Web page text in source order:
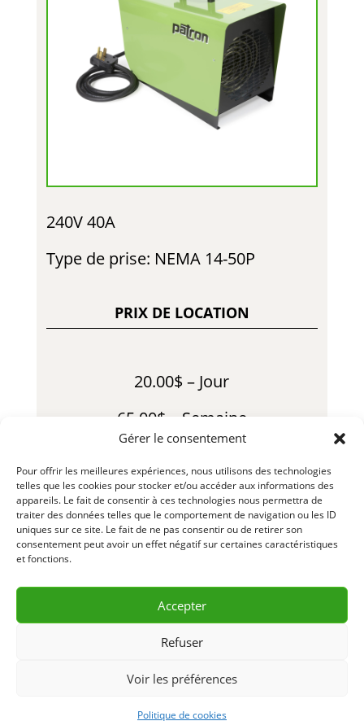
Gérer le consentement
Pour offrir les meilleures expériences, nous utilisons des technologies
telles que les cookies pour stocker et/ou accéder aux informations des
appareils. Le fait de consentir à ces technologies nous permettra de
traiter des données telles que le comportement de navigation ou les ID
uniques sur ce site. Le fait de ne pas consentir ou de retirer son
consentement peut avoir un effet négatif sur certaines caractéristiques
et fonctions.
Accepter
Refuser
Voir les préférences
Politique de cookies
240V 40A
Type de prise: NEMA 14-50P
PRIX DE LOCATION
20.00$ – Jour
65.00$ – Semaine
30.00$ – Fin de Semaine
LLL325 – R23-01
DEMANDE D’INFORMATION
& RÉSERVATION